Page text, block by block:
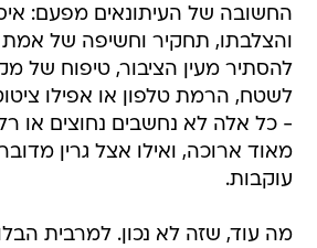
החשובה של העיתונאים מפעם:
והצלבתו, תחקיר וחשיפה של אמת
להסתיר מעין הציבור, טיפוח של
לשטח, הרמת טלפון או אפילו
- כל אלה לא נחשבים נחוצים או
מאוד ארוכה, ואילו אצל גרין
עוקבות.
מה עוד, שזה לא נכון. למרבית